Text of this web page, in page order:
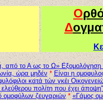
Ο
Δ
από το Α ως το Ω»
ώρα μηδέν * Είναι η
κατά τών γκέι
πολίτη που έχει άποψη''
ομοφύλων ζευγαριών * «Γάμος